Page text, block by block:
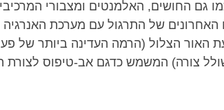
גם החושים, האלמנטים ומצבורי
של התרגול עם מערכת האנרגיה
האור הצלול (הרמה העדינה ביותר של
צורה) המשמש כדגם אב-טיפוס לצורת